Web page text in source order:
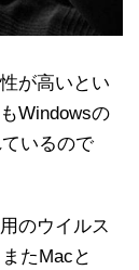
が高いとい
Windowsの
いるので
のウイルス
たMacと